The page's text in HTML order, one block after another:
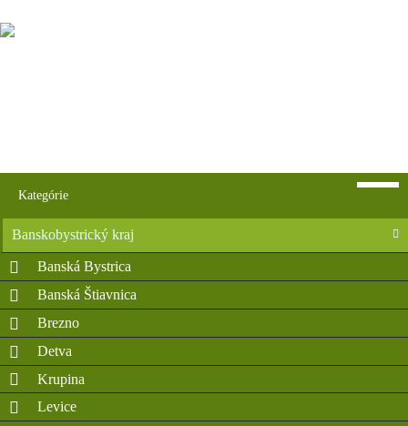
Kategórie
Banskobystrický kraj
Banská Bystrica
Banská Štiavnica
Brezno
Detva
Krupina
Levice